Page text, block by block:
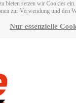
bieten setzen wir Cookies
zur Verwendung und den
Nur essenzielle